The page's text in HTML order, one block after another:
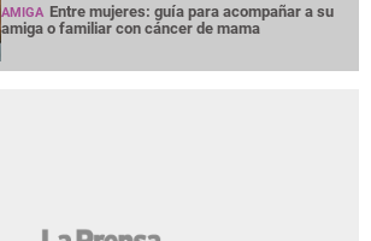
AMIGA Entre mujeres: guía para acompañar a su
amiga o familiar con cáncer de mama